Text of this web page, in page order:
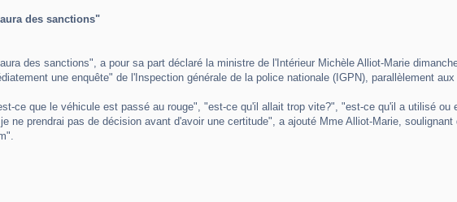
des sanctions"
des sanctions", a pour sa part déclaré la ministre de l'Intérieur Michèle Alliot-Marie
une enquête" de l'Inspection générale de la police nationale (IGPN), parallèlement
ce que le véhicule est passé au rouge", "est-ce qu'il allait trop vite?", "est-ce qu'il a utilisé ou
ne prendrai pas de décision avant d'avoir une certitude", a ajouté Mme Alliot-Marie,